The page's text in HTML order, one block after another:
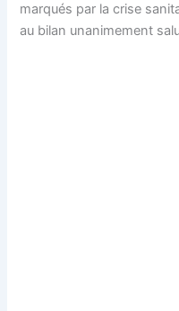
marqués par la crise
au bilan unanimement